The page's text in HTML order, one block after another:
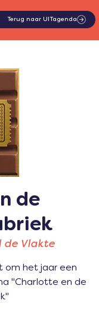
Terug naar UITagenda
de
de Vlakte
om het jaar een
"Charlotte en de